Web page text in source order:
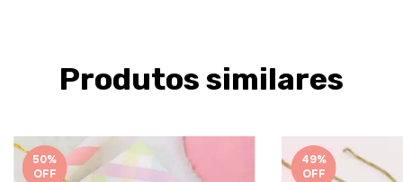
Produtos similares
50%
OFF
49%
OFF